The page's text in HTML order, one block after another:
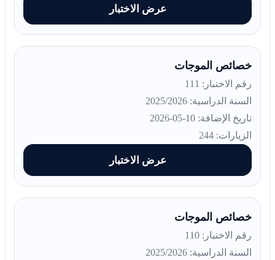
عرض الاختبار
خصائص الموجات
رقم الاختبار: 111
السنة الدراسية: 2025/2026
تاريخ الإضافة: 10-05-2026
الزيارات: 244
عرض الاختبار
خصائص الموجات
رقم الاختبار: 110
السنة الدراسية: 2025/2026